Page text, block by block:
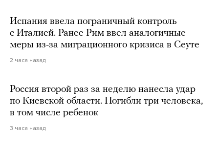
Испания ввела пограничный контроль
с Италией. Ранее Рим ввел аналогичные
меры из-за миграционного кризиса в Сеуте
2 часа назад
Россия второй раз за неделю нанесла удар
по Киевской области. Погибли три человека,
в том числе ребенок
3 часа назад